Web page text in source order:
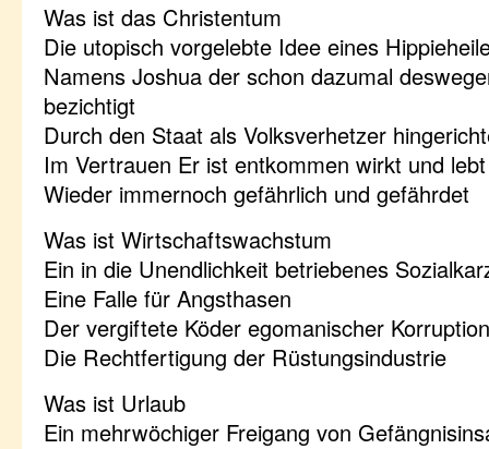
Was ist das Christentum
Die utopisch vorgelebte Idee eines
Namens Joshua der schon dazumal
bezichtigt
Durch den Staat als Volksverhetzer
Im Vertrauen Er ist entkommen wirkt und
Wieder immernoch gefährlich und gefährdet
Was ist Wirtschaftswachstum
Ein in die Unendlichkeit betriebenes
Eine Falle für Angsthasen
Der vergiftete Köder egomanischer Korruption
Die Rechtfertigung der Rüstungsindustrie
Was ist Urlaub
Ein mehrwöchiger Freigang von